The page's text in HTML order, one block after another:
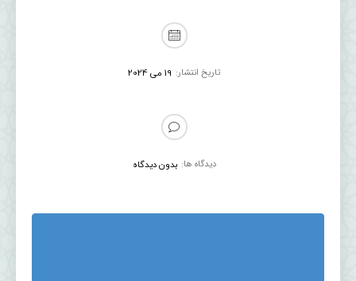
تاریخ انتشار: 19 می 2024
دیدگاه ها: بدون دیدگاه